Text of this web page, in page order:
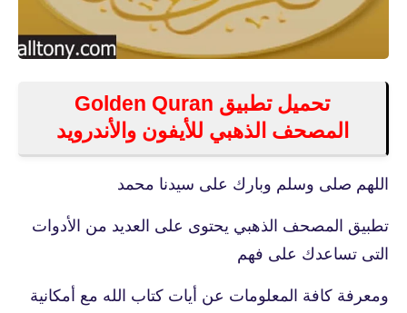
تحميل تطبيق Golden Quran
المصحف الذهبي للأيفون والأندرويد
اللهم صلى وسلم وبارك على سيدنا محمد
تطبيق المصحف الذهبي يحتوى على العديد من الأدوات
التى تساعدك على فهم
ومعرفة كافة المعلومات عن أيات كتاب الله مع أمكانية